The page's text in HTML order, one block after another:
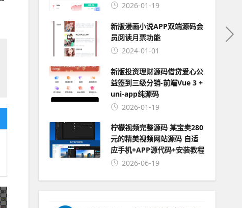
2026-01-19
新版漫画小说APP双端源码会
员阅读月票功能
2024-01-01
新版投资理财源码借贷爱心公
益签到三级分销-前端Vue 3 +
uni-app纯源码
2026-01-19
柠檬视频完整源码 某宝卖280
元的精美视频网站源码 自适
应手机+APP源代码+安装教程
2026-06-19